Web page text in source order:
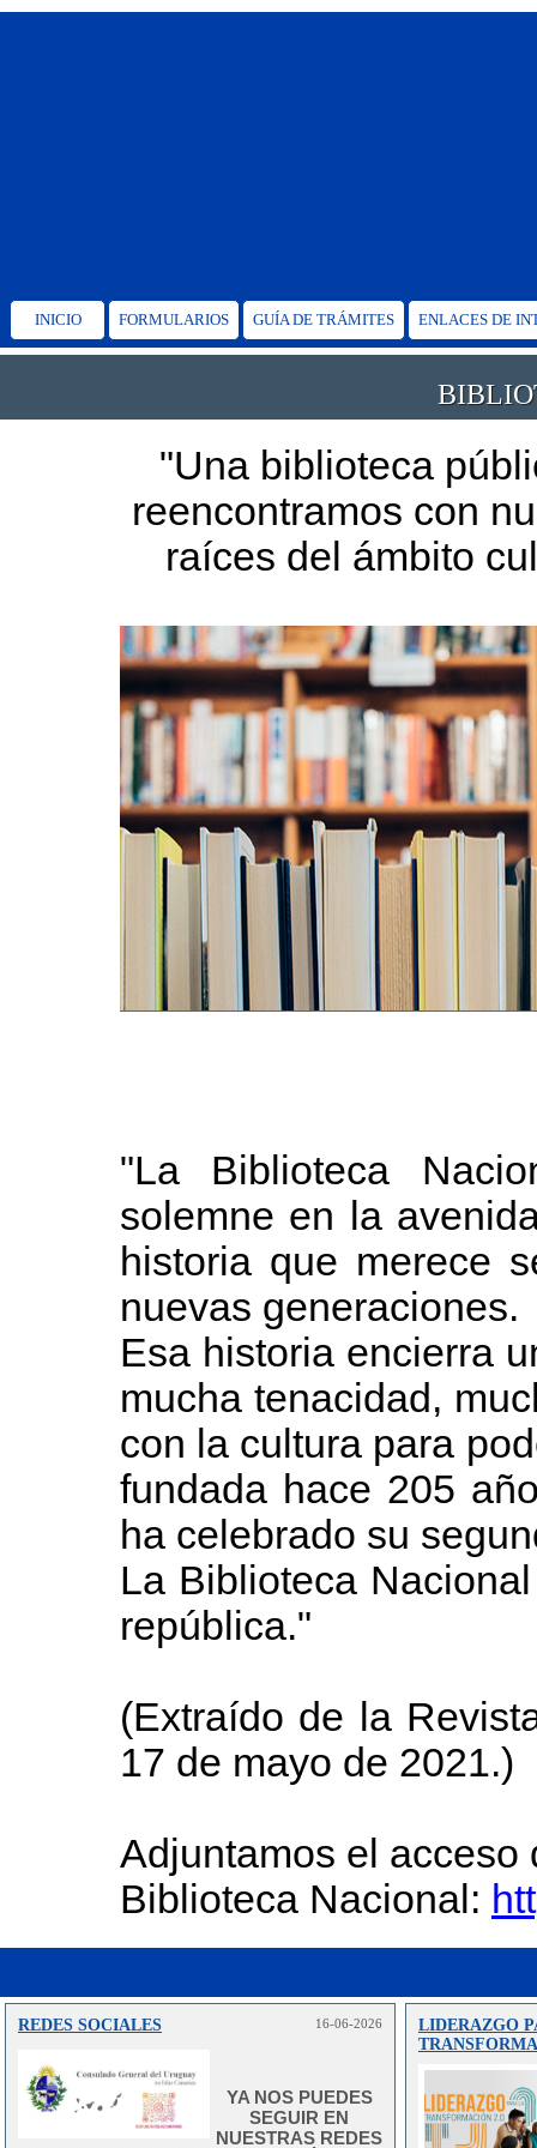
INICIO FORMULARIOS GUÍA DE TRÁMITES ENLACES DE
"Una biblioteca
reencontramos con
raíces del ámbito
"La Biblioteca
solemne en la
historia que merece
nuevas generaciones.
Esa historia encierra
mucha tenacidad,
con la cultura para
fundada hace 205
ha celebrado su
La Biblioteca
república."
(Extraído de la
17 de mayo de 2021.)
Adjuntamos el acceso
Biblioteca Nacional:
REDES SOCIALES 16-06-2026
YA NOS PUEDES
SEGUIR EN
NUESTRAS REDES
LIDERAZGO